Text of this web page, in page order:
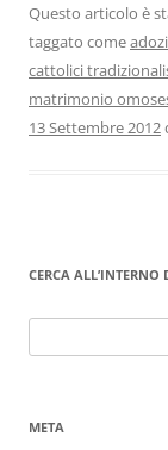
Questo articolo è
taggato come
cattolici
matrimonio
13 Settembre 2012
CERCA ALL’INTERNO
per:
META